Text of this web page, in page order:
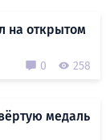
на открытом
0 258
медаль